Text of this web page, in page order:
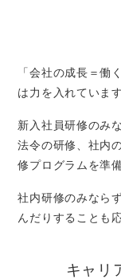
「会社の成長＝働
は力を入れています
新入社員研修のみ
法令の研修、社内
修プログラムを準
社内研修のみなら
んだりすることも
キャリ